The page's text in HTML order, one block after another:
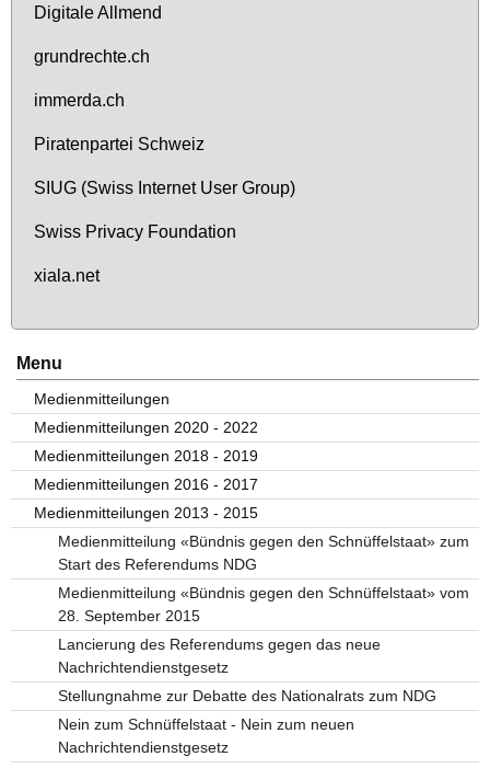
Di­gi­ta­le All­mend
grund­rech­te.ch
im­mer­da.ch
Pi­ra­ten­par­tei Schweiz
SI­UG (Swiss In­ter­net User Group)
Swiss Pri­va­cy Foun­da­ti­on
xia­la.net
Menu
Medienmitteilungen
Medienmitteilungen 2020 - 2022
Medienmitteilungen 2018 - 2019
Medienmitteilungen 2016 - 2017
Medienmitteilungen 2013 - 2015
Medienmitteilung «Bündnis gegen den Schnüffelstaat» zum
Start des Referendums NDG
Medienmitteilung «Bündnis gegen den Schnüffelstaat» vom
28. September 2015
Lancierung des Referendums gegen das neue
Nachrichtendienstgesetz
Stellungnahme zur Debatte des Nationalrats zum NDG
Nein zum Schnüffelstaat - Nein zum neuen
Nachrichtendienstgesetz